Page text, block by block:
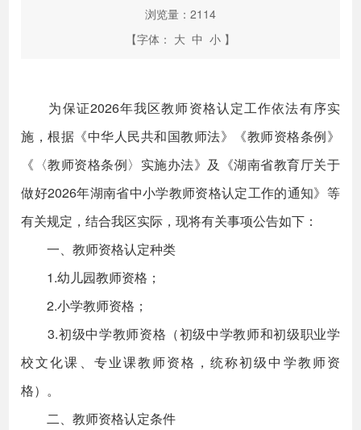
浏览量： 2114
【字体： 大 中 小 】
为保证2026年我区教师资格认定工作依法有序实
施，根据《中华人民共和国教师法》《教师资格条例》
《〈教师资格条例〉实施办法》及《湖南省教育厅关于
做好2026年湖南省中小学教师资格认定工作的通知》等
有关规定，结合我区实际，现将有关事项公告如下：
一、教师资格认定种类
1.幼儿园教师资格；
2.小学教师资格；
3.初级中学教师资格（初级中学教师和初级职业学
校文化课、专业课教师资格，统称初级中学教师资
格）。
二、教师资格认定条件